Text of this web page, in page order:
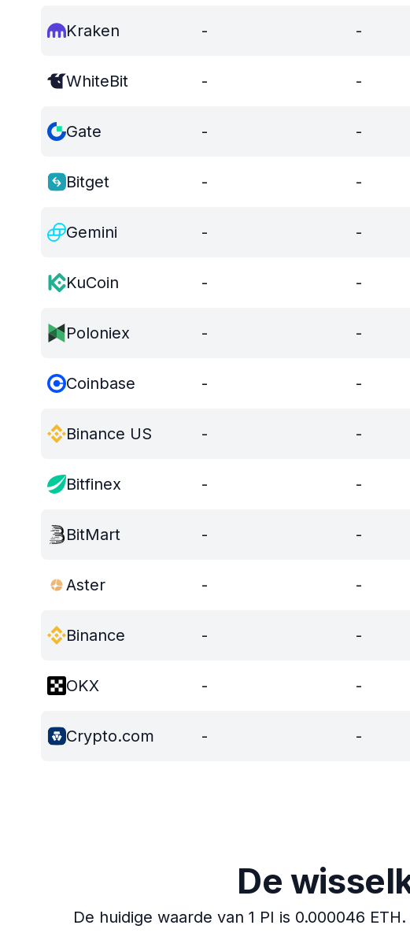
Kraken - -
WhiteBit - -
Gate - -
Bitget - -
Gemini - -
KuCoin - -
Poloniex - -
Coinbase - -
Binance US - -
Bitfinex - -
BitMart - -
Aster - -
Binance - -
OKX - -
Crypto.com - -
De
De huidige waarde van 1 PI is 0.000046 ETH.